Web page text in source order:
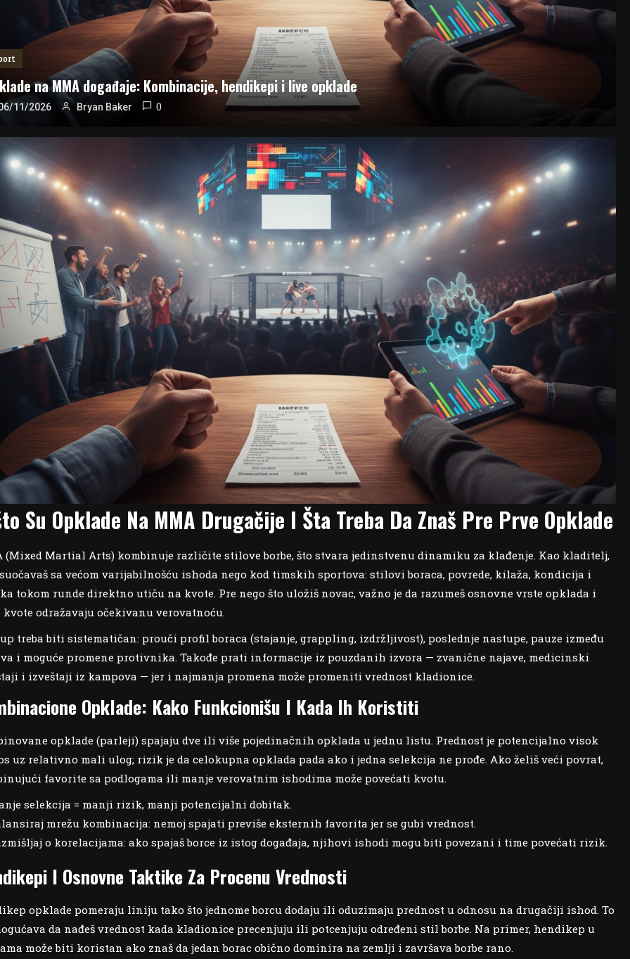
na MMA događaje: Kombinacije, hendikepi i live opklade
11/2026 Bryan Baker 0
Su Opklade Na MMA Drugačije I Šta Treba Da Znaš Pre Prve Opklade
(Mixed Martial Arts) kombinuje različite stilove borbe, što stvara jedinstvenu dinamiku za klađenje. Kao kladitelj,
sa većom varijabilnošću ishoda nego kod timskih sportova: stilovi boraca, povrede, kilaža, kondicija i
tokom runde direktno utiču na kvote. Pre nego što uložiš novac, važno je da razumeš osnovne vrste opklada i
kvote odražavaju očekivanu verovatnoću.
treba biti sistematičan: prouči profil boraca (stajanje, grappling, izdržljivost), poslednje nastupe, pauze između
i moguće promene protivnika. Takođe prati informacije iz pouzdanih izvora — zvanične najave, medicinski
i izveštaji iz kampova — jer i najmanja promena može promeniti vrednost kladionice.
Opklade: Kako Funkcionišu I Kada Ih Koristiti
opklade (parleji) spajaju dve ili više pojedinačnih opklada u jednu listu. Prednost je potencijalno visok
uz relativno mali ulog; rizik je da celokupna opklada pada ako i jedna selekcija ne prođe. Ako želiš veći povrat,
favorite sa podlogama ili manje verovatnim ishodima može povećati kvotu.
selekcija = manji rizik, manji potencijalni dobitak.
mrežu kombinacija: nemoj spajati previše eksternih favorita jer se gubi vrednost.
o korelacijama: ako spajaš borce iz istog događaja, njihovi ishodi mogu biti povezani i time povećati rizik.
I Osnovne Taktike Za Procenu Vrednosti
opklade pomeraju liniju tako što jednome borcu dodaju ili oduzimaju prednost u odnosu na drugačiji ishod. To
da nađeš vrednost kada kladionice precenjuju ili potcenjuju određeni stil borbe. Na primer, hendikep u
može biti koristan ako znaš da jedan borac obično dominira na zemlji i završava borbe rano.